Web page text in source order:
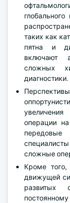
таких как
пятна и
включают
сложных
диагностики.
операции
сложные
Кроме того,
движущей
развитых